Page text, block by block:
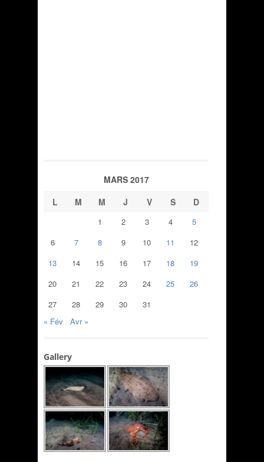
MARS 2017
L
M M J V S D
1 2 3 4
5
6
7 8 9 10 11
12
13
14 15 16 17 18
19
20
21 22 23 24 25
26
27
28 29 30
31
« Fév
Avr »
Gallery